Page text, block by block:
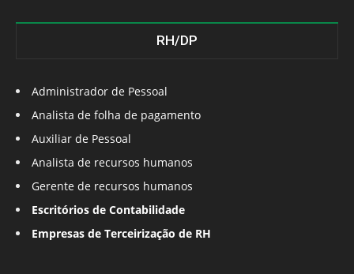
RH/DP
Administrador de Pessoal
Analista de folha de pagamento
Auxiliar de Pessoal
Analista de recursos humanos
Gerente de recursos humanos
Escritórios de Contabilidade
Empresas de Terceirização de RH